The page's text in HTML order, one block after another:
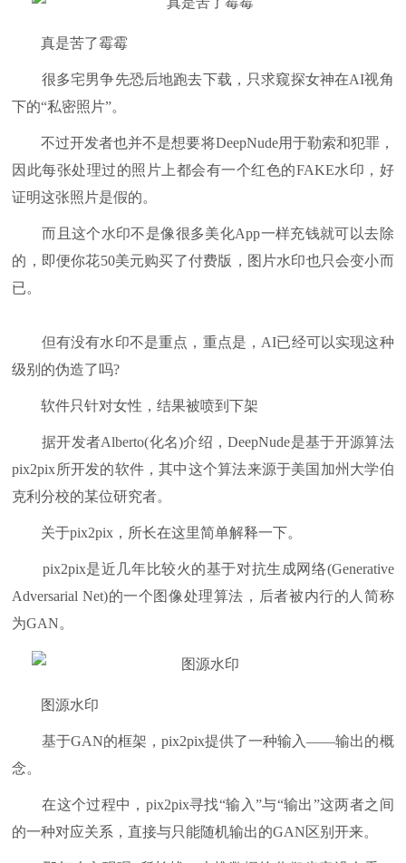
真是苦了霉霉
很多宅男争先恐后地跑去下载，只求窥探女神在AI视角
下的“私密照片”。
不过开发者也并不是想要将DeepNude用于勒索和犯罪，
因此每张处理过的照片上都会有一个红色的FAKE水印，好
证明这张照片是假的。
而且这个水印不是像很多美化App一样充钱就可以去除
的，即便你花50美元购买了付费版，图片水印也只会变小而
已。
但有没有水印不是重点，重点是，AI已经可以实现这种
级别的伪造了吗?
软件只针对女性，结果被喷到下架
据开发者Alberto(化名)介绍，DeepNude是基于开源算法
pix2pix所开发的软件，其中这个算法来源于美国加州大学伯
克利分校的某位研究者。
关于pix2pix，所长在这里简单解释一下。
pix2pix是近几年比较火的基于对抗生成网络(Generative
Adversarial Net)的一个图像处理算法，后者被内行的人简称
为GAN。
图源水印
基于GAN的框架，pix2pix提供了一种输入——输出的概
念。
在这个过程中，pix2pix寻找“输入”与“输出”这两者之间
的一种对应关系，直接与只能随机输出的GAN区别开来。